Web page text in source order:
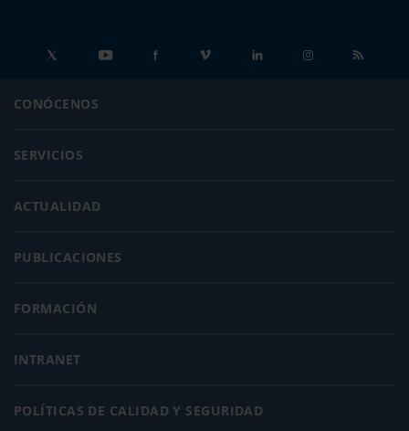
CONÓCENOS
SERVICIOS
ACTUALIDAD
PUBLICACIONES
FORMACIÓN
INTRANET
POLÍTICAS DE CALIDAD Y SEGURIDAD